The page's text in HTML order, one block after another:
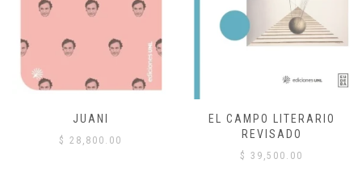
JUANI
$ 28,800.00
EL CAMPO LITERARIO
REVISADO
$ 39,500.00